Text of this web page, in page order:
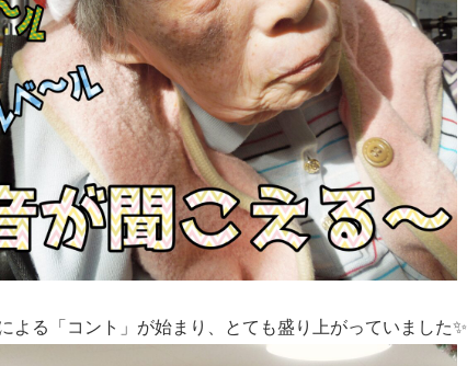
よる「コント」が始まり、とても盛り上がっていました✨